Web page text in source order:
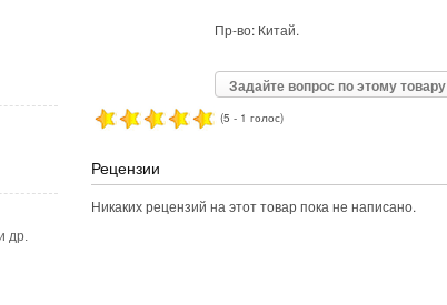
др.
Пр-во: Китай.
Задайте вопрос по этому товару
(5 - 1 голос)
Рецензии
Никаких рецензий на этот товар пока не написано.